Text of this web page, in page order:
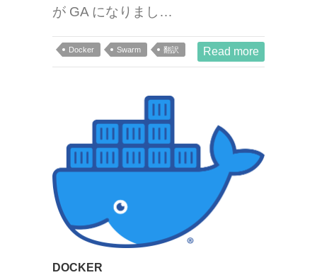
が GA になりまし…
Docker Swarm 翻訳 Read more
DOCKER